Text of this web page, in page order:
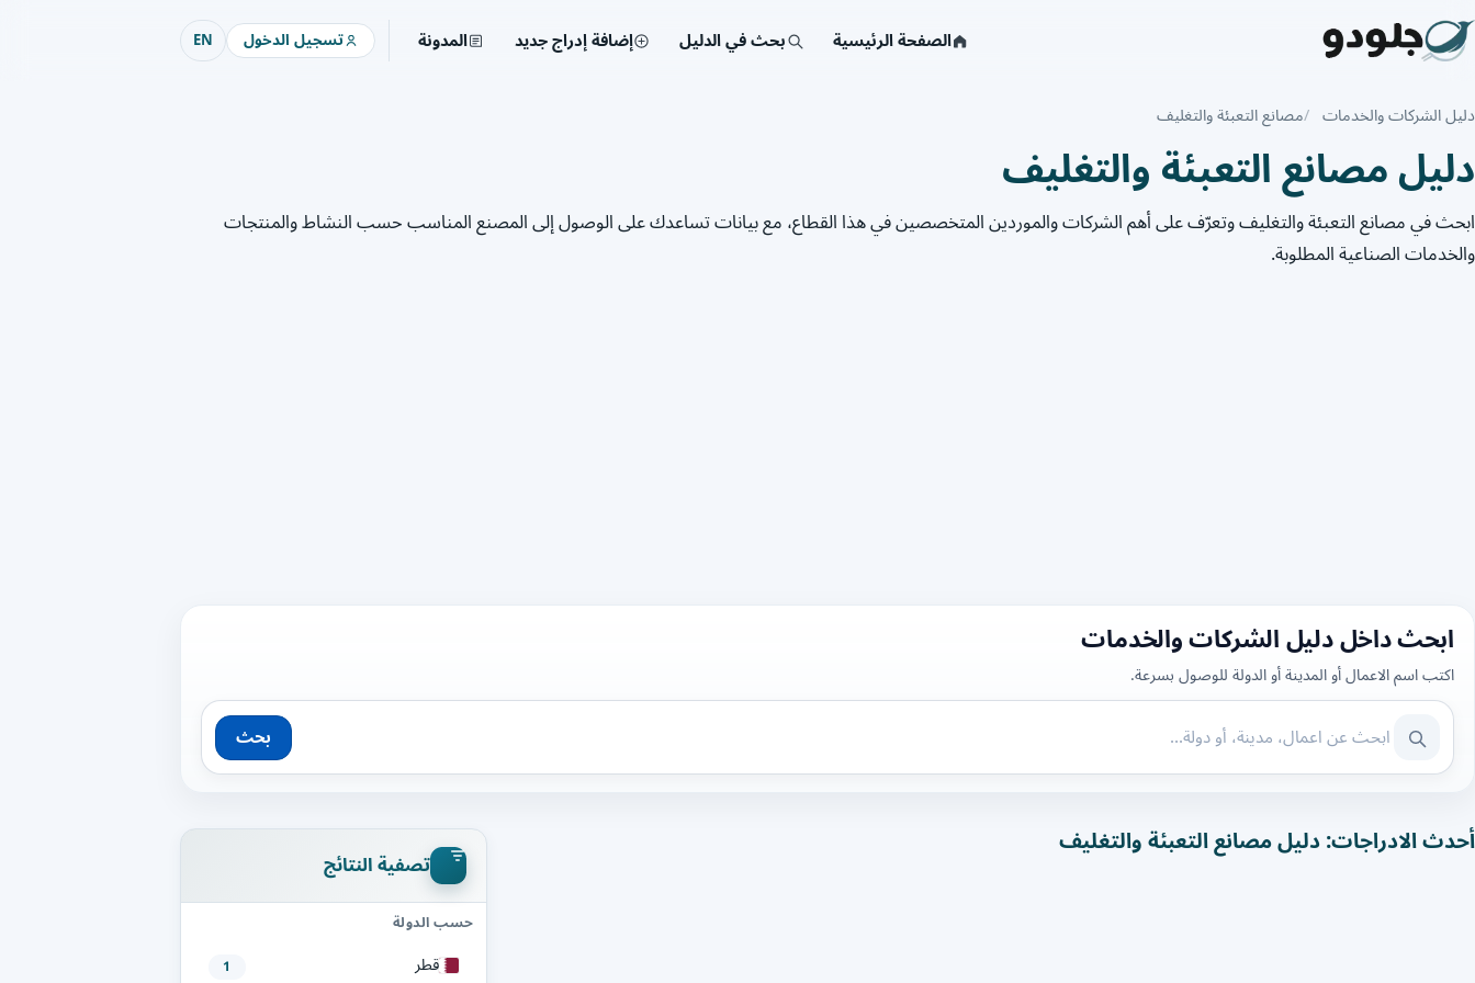
الصفحة الرئيسية بحث في الدليل إضافة إدراج جديد المدونة تسجيل الدخول EN
دليل الشركات والخدمات مصانع التعبئة والتغليف
دليل مصانع التعبئة والتغليف
ابحث في مصانع التعبئة والتغليف وتعرّف على أهم الشركات والموردين المتخصصين في هذا القطاع، مع بيانات تساعدك على الوصول إلى المصنع المناسب حسب النشاط والمنتجات
والخدمات الصناعية المطلوبة.
ابحث داخل دليل الشركات والخدمات
اكتب اسم الاعمال أو المدينة أو الدولة للوصول بسرعة.
بحث
أحدث الادراجات: دليل مصانع التعبئة والتغليف
تصفية النتائج
حسب الدولة
قطر 1